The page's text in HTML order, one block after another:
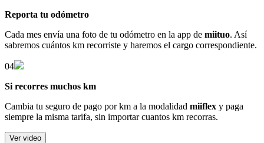
Reporta tu odómetro
Cada mes envía una foto de tu odómetro en la app de miituo. Así
sabremos cuántos km recorriste y haremos el cargo correspondiente.
04
Si recorres muchos km
Cambia tu seguro de pago por km a la modalidad miiflex y paga
siempre la misma tarifa, sin importar cuantos km recorras.
Ver video